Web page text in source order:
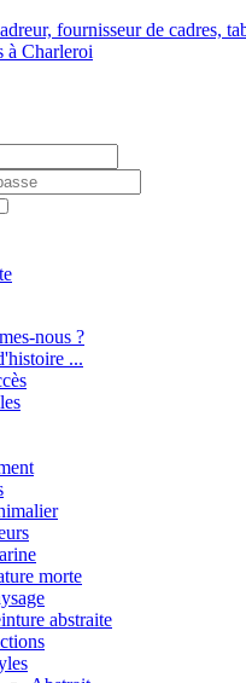
fournisseur de cadres,
à Charleroi
nous ?
...
morte
abstraite